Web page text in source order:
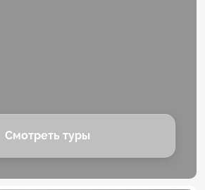
Смотреть туры